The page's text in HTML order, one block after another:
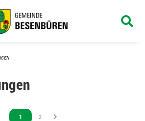
Vous êtes sur la page
1 Vous êtes sur la page
2